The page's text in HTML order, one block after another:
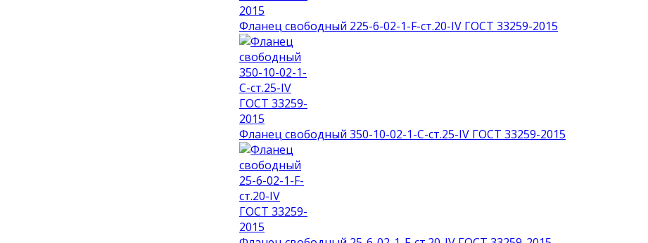
Фланец свободный 225-6-02-1-F-ст.20-IV ГОСТ 33259-2015
Фланец свободный 350-10-02-1-С-ст.25-IV ГОСТ 33259-2015